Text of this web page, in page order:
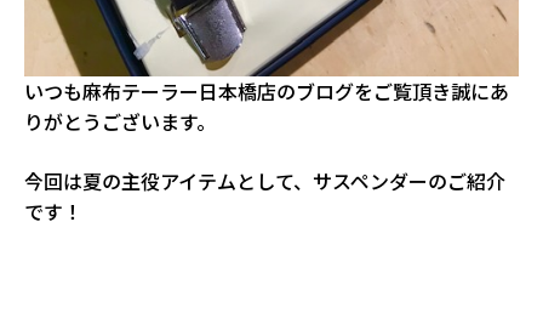
いつも麻布テーラー日本橋店のブログをご覧頂き誠にあ
りがとうございます。
今回は夏の主役アイテムとして、サスペンダーのご紹介
です！